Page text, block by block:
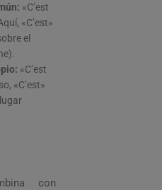
«C’est
«C’est»
el
«C’est
«C’est»
con